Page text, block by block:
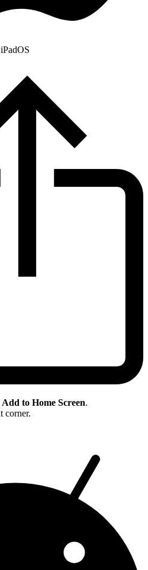
Add to Home Screen.
corner.